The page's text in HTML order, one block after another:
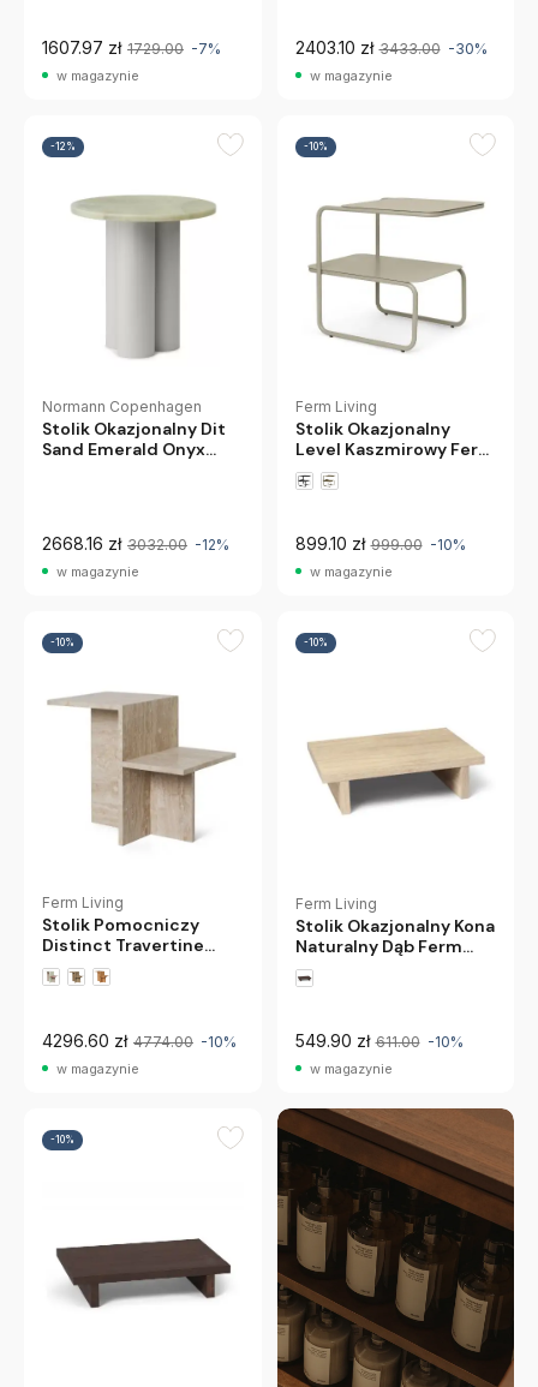
1607.97 zł 1729.00 -7%
w magazynie
2403.10 zł 3433.00 -30%
w magazynie
-12%
Normann Copenhagen
Stolik Okazjonalny Dit
Sand Emerald Onyx
2668.16 zł 3032.00 -12%
w magazynie
-10%
Ferm Living
Stolik Okazjonalny
Level Kaszmirowy Ferm
Living
899.10 zł 999.00 -10%
w magazynie
-10%
Ferm Living
Stolik Pomocniczy
Distinct Travertine
Ferm Living
4296.60 zł 4774.00 -10%
w magazynie
-10%
Ferm Living
Stolik Okazjonalny Kona
Naturalny Dąb Ferm
Living
549.90 zł 611.00 -10%
w magazynie
-10%